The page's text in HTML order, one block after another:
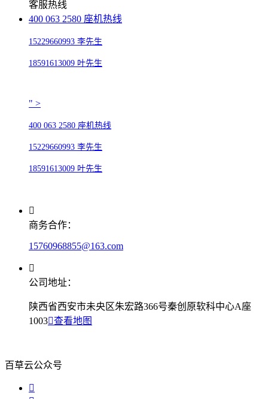
客服热线
400 063 2580 座机热线
15229660993 李先生
18591613009 叶先生
" >
400 063 2580 座机热线
15229660993 李先生
18591613009 叶先生
商务合作：
15760968855@163.com
公司地址：
陕西省西安市未央区朱宏路366号秦创原软科中心A座
1003 查看地图
百草云公众号